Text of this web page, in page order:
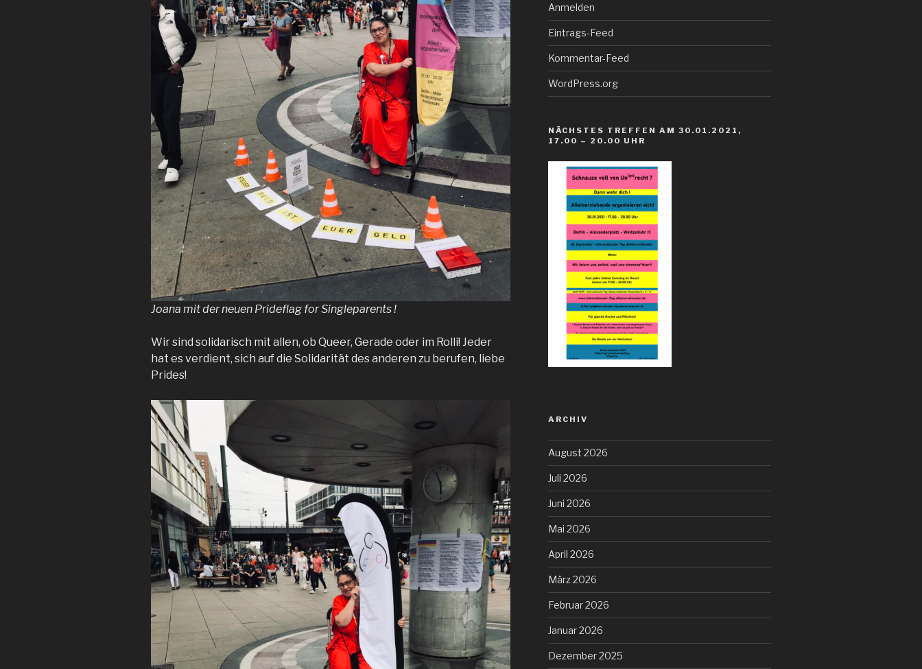
Joana mit der neuen Prideflag for Singleparents !
Wir sind solidarisch mit allen, ob Queer, Gerade oder im Rolli! Jeder
hat es verdient, sich auf die Solidarität des anderen zu berufen, liebe
Prides!
Anmelden
Eintrags-Feed
Kommentar-Feed
WordPress.org
NÄCHSTES TREFFEN AM 30.01.2021,
17.00 – 20.00 UHR
ARCHIV
August 2026
Juli 2026
Juni 2026
Mai 2026
April 2026
März 2026
Februar 2026
Januar 2026
Dezember 2025